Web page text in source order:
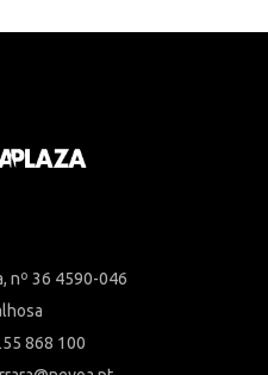
nº 36 4590-046
868 100